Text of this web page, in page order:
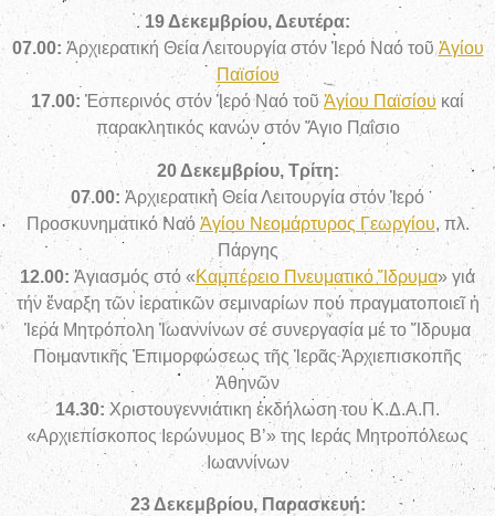
19 Δεκεμβρίου, Δευτέρα:
07.00: Ἀρχιερατική Θεία Λειτουργία στόν Ἱερό Ναό τοῦἉγίου
Παϊσίου
17.00: Ἑσπερινός στόν Ἱερό Ναό τοῦἉγίου Παϊσίου καί
παρακλητικός κανών στόν Ἅγιο Παΐσιο
20 Δεκεμβρίου, Τρίτη:
07.00:Ἀρχιερατική Θεία Λειτουργία στόν Ἱερό
Προσκυνηματικό Ναό Ἁγίου Νεομάρτυρος Γεωργίου, πλ.
Πάργης
12.00: Ἁγιασμός στό «Καμπέρειο Πνευματικό Ἵδρυμα» γιά
τήν ἔναρξη τῶν ἱερατικῶν σεμιναρίων πού πραγματοποιεῖ ἡ
Ἱερά Μητρόπολη Ἰωαννίνων σέ συνεργασία μέ το Ἵδρυμα
Ποιμαντικῆς Ἐπιμορφώσεως τῆς Ἱερᾶς Ἀρχιεπισκοπῆς
Ἀθηνῶν
14.30: Χριστουγεννιάτικη ἐκδήλωση του Κ.Δ.Α.Π.
«Αρχιεπίσκοπος Ιερώνυμος Β’» της Ιεράς Μητροπόλεως
Ιωαννίνων
23 Δεκεμβρίου, Παρασκευή: